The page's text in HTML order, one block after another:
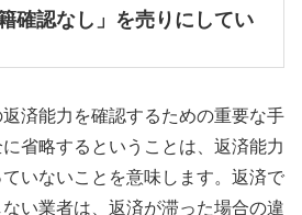
確認なし」を売りにしてい
済能力を確認するための重要な手
省略するということは、返済能力
いないことを意味します。返済で
い業者は、返済が滞った場合の違